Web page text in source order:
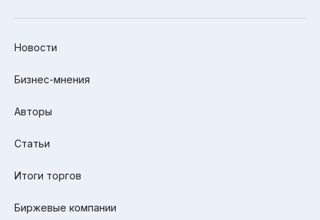
Новости
Бизнес-мнения
Авторы
Статьи
Итоги торгов
Биржевые компании